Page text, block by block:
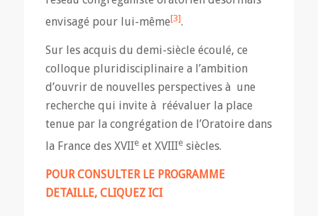
envisagé pour lui-même[3].
Sur les acquis du demi-siècle écoulé, ce
colloque pluridisciplinaire a l’ambition
d’ouvrir de nouvelles perspectives à une
recherche qui invite à réévaluer la place
tenue par la congrégation de l’Oratoire dans
la France des XVIIeet XVIIIesiècles.
POUR CONSULTER LE PROGRAMME
DETAILLE, CLIQUEZ ICI